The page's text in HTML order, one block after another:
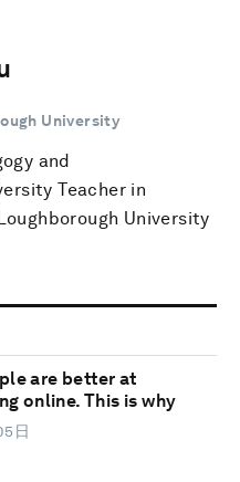
University
and
Teacher in
University
are better at
online. This is why
日